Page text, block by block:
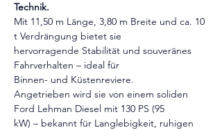
Technik.
Mit 11,50 m Länge, 3,80 m Breite und ca. 10
t Verdrängung bietet sie
hervorragende Stabilität und souveränes
Fahrverhalten – ideal für
Binnen- und Küstenreviere.
Angetrieben wird sie von einem soliden
Ford Lehman Diesel mit 130 PS (95
kW) – bekannt für Langlebigkeit, ruhigen